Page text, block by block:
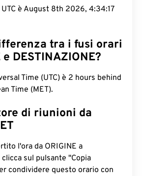
è August 8th 2026, 4:34:18
tra i fusi orari
DESTINAZIONE?
Time (UTC) è 2 hours behind
Time (MET).
di riunioni da
l'ora da ORIGINE a
clicca sul pulsante "Copia
condividere questo orario con